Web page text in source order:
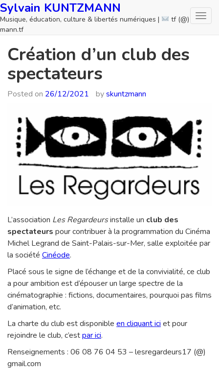
Skip
to
content
Sylvain KUNTZMANN
Musique, éducation, culture & libertés numériques |
tf (@)
mann.tf
Création d’un club des
spectateurs
Posted on 26/12/2021 byskuntzmann
L’association Les Regardeursinstalle un club des
spectateurs pour contribuer à la programmation du Cinéma
Michel Legrand de Saint-Palais-sur-Mer, salle exploitée par
la société Cinéode.
Placé sous le signe de l’échange et de la convivialité, ce club
a pour ambition est d’épouser un large spectre de la
cinématographie : fictions, documentaires, pourquoi pas films
d’animation, etc.
La charte du club est disponible en cliquant ici et pour
rejoindre le club, c’estpar ici.
Renseignements : 06 08 76 04 53 – lesregardeurs17 (@)
gmail.com